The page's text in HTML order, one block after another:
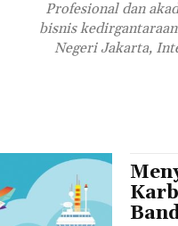
Profesional dan
bisnis
Negeri Jakarta,